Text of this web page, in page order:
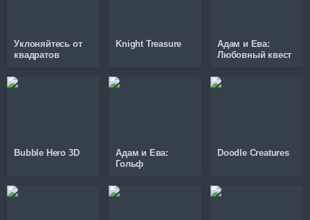
Уклоняйтесь от
квадратов
Knight Treasure
Адам и Ева:
Любовный квест
Bubble Hero 3D
Адам и Ева:
Гольф
Doodle Creatures